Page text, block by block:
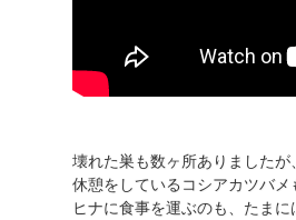
壊れた巣も数ヶ所ありました
休憩をしているコシアカツバメ
ヒナに食事を運ぶのも、たま